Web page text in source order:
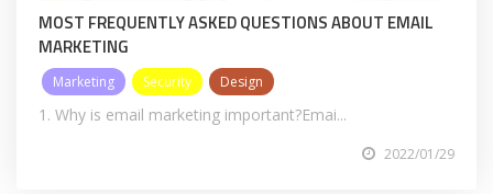
MOST FREQUENTLY ASKED QUESTIONS ABOUT EMAIL
MARKETING
Marketing Security Design
1. Why is email marketing important?Emai...
2022/01/29